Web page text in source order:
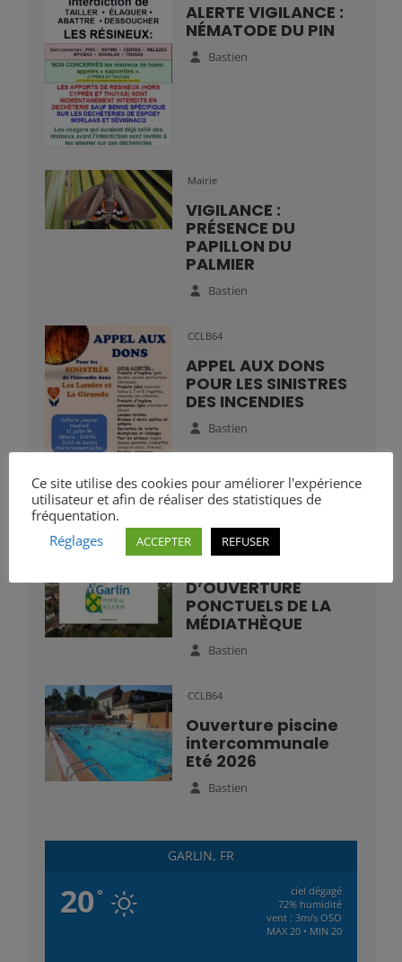
ALERTE VIGILANCE :
NÉMATODE DU PIN
Bastien
Mairie
VIGILANCE :
PRÉSENCE DU
PAPILLON DU
PALMIER
Bastien
CCLB64
APPEL AUX DONS
POUR LES SINISTRES
DES INCENDIES
Bastien
Mairie
D’OUVERTURE
PONCTUELS DE LA
MÉDIATHÈQUE
Bastien
CCLB64
Ouverture piscine
intercommunale
Eté 2026
Bastien
GARLIN, FR
20°
ciel dégagé
72% humidité
vent : 3m/s OSO
MAX 20 • MIN 20
Ce site utilise des cookies pour améliorer l'expérience
utilisateur et afin de réaliser des statistiques de
fréquentation.
Réglages
ACCEPTER REFUSER